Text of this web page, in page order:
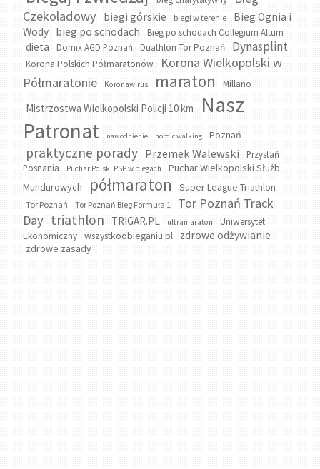
Czekoladowy
biegi górskie biegi w terenie
Bieg Ognia i
Wody bieg po schodach Bieg po schodach Collegium Altum
dieta Domix AGD Poznań Duathlon Tor Poznań Dynasplint
Korona Polskich Półmaratonów
Korona Wielkopolski w
Półmaratonie
Koronawirus maraton Millano
Mistrzostwa Wielkopolski Policji 10 km
Nasz
Patronat
nawodnienie nordic walking Poznań
praktyczne porady Przemek Walewski
Przystań
Posnania
Puchar Polski PSP w biegach
Puchar Wielkopolski Służb
Mundurowych
półmaraton Super League Triathlon
Tor Poznań Tor Poznań Bieg Formuła 1
Tor Poznań Track
Day triathlon TRIGAR.PL ultramaraton
Uniwersytet
Ekonomiczny
wszystkoobieganiu.pl zdrowe odżywianie
zdrowe zasady